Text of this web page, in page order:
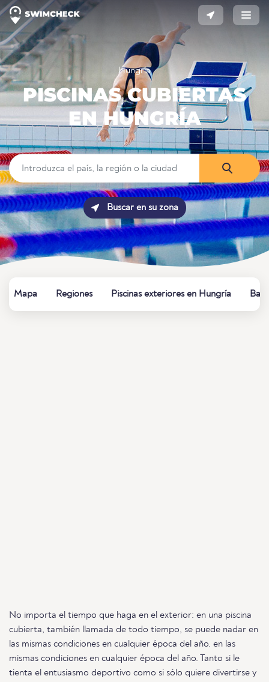
Hungría
PISCINAS CUBIERTAS
EN HUNGRÍA
Buscar en su zona
Mapa Regiones Piscinas exteriores en Hungría
No importa el tiempo que haga en el exterior: en una piscina
cubierta, también llamada de todo tiempo, se puede nadar en
las mismas condiciones en cualquier época del año. en las
mismas condiciones en cualquier época del año. Tanto si le
tienta el entusiasmo deportivo como si sólo quiere divertirse y